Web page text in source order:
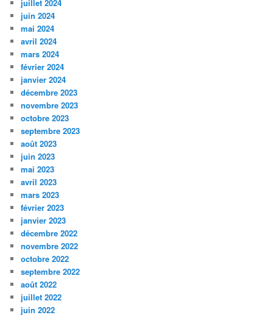
juillet 2024
juin 2024
mai 2024
avril 2024
mars 2024
février 2024
janvier 2024
décembre 2023
novembre 2023
octobre 2023
septembre 2023
août 2023
juin 2023
mai 2023
avril 2023
mars 2023
février 2023
janvier 2023
décembre 2022
novembre 2022
octobre 2022
septembre 2022
août 2022
juillet 2022
juin 2022